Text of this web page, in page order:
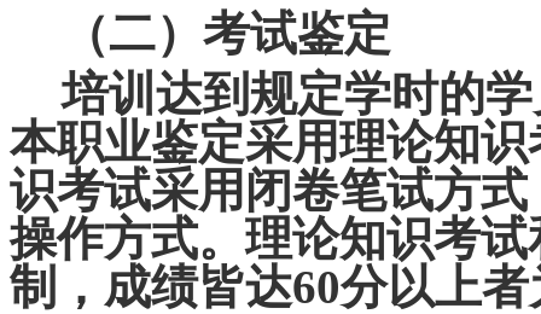
（二）考试鉴定
培训达到规定学时的
本职业鉴定采用理论知
识考试采用闭卷笔试方
操作方式。理论知识考
制，成绩皆达60分以上